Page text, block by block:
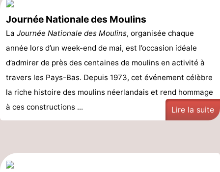
Journée Nationale des Moulins
La Journée Nationale des Moulins, organisée chaque
année lors d’un week-end de mai, est l’occasion idéale
d’admirer de près des centaines de moulins en activité à
travers les Pays-Bas. Depuis 1973, cet événement célèbre
la riche histoire des moulins néerlandais et rend hommage
à ces constructions ...
Lire la suite